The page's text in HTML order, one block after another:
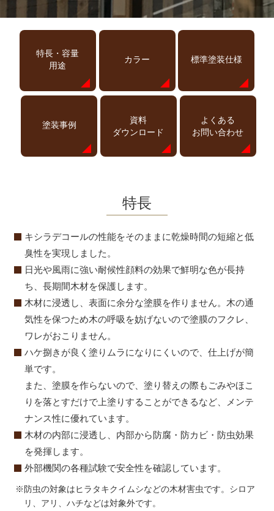
特長・容量
用途
カラー 標準塗装仕様
塗装事例
資料
ダウンロード
よくある
お問い合わせ
特長
キシラデコールの性能をそのままに乾燥時間の短縮と低
臭性を実現しました。
日光や風雨に強い耐候性顔料の効果で鮮明な色が長持
ち、長期間木材を保護します。
木材に浸透し、表面に余分な塗膜を作りません。木の通
気性を保つため木の呼吸を妨げないので塗膜のフクレ、
ワレがおこりません。
ハケ捌きが良く塗りムラになりにくいので、仕上げが簡
単です。
また、塗膜を作らないので、塗り替えの際もごみやほこ
りを落とすだけで上塗りすることができるなど、メンテ
ナンス性に優れています。
木材の内部に浸透し、内部から防腐・防カビ・防虫効果
を発揮します。
外部機関の各種試験で安全性を確認しています。
※防虫の対象はヒラタキクイムシなどの木材害虫です。シロア
リ、アリ、ハチなどは対象外です。